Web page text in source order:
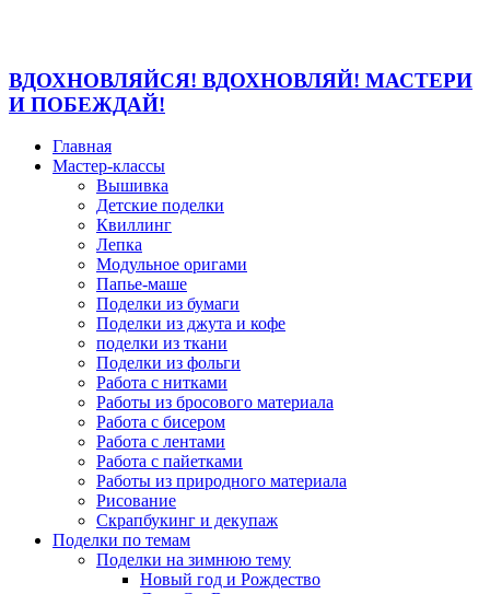
ВДОХНОВЛЯЙСЯ! ВДОХНОВЛЯЙ! МАСТЕРИ
И ПОБЕЖДАЙ!
Главная
Мастер-классы
Вышивка
Детские поделки
Квиллинг
Лепка
Модульное оригами
Папье-маше
Поделки из бумаги
Поделки из джута и кофе
поделки из ткани
Поделки из фольги
Работа с нитками
Работы из бросового материала
Работа с бисером
Работа с лентами
Работа с пайетками
Работы из природного материала
Рисование
Скрапбукинг и декупаж
Поделки по темам
Поделки на зимнюю тему
Новый год и Рождество